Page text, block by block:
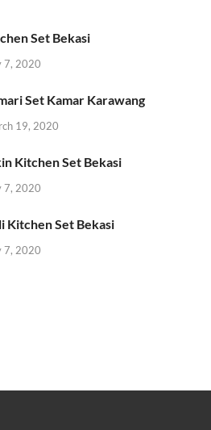
Set Bekasi
7, 2020
Set Kamar Karawang
19, 2020
Kitchen Set Bekasi
7, 2020
Kitchen Set Bekasi
7, 2020